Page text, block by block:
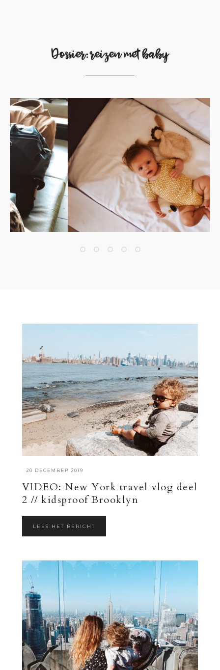
Dossier: reizen met baby
20 DECEMBER 2019
VIDEO: New York travel vlog deel
2 // kidsproof Brooklyn
LEES HET BERICHT